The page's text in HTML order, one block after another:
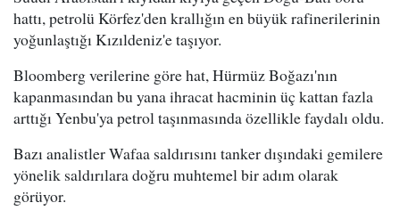
hattı, petrolü Körfez'den krallığın en büyük rafinerilerinin
yoğunlaştığı Kızıldeniz'e taşıyor.
Bloomberg verilerine göre hat, Hürmüz Boğazı'nın
kapanmasından bu yana ihracat hacminin üç kattan fazla
arttığı Yenbu'ya petrol taşınmasında özellikle faydalı oldu.
Bazı analistler Wafaa saldırısını tanker dışındaki gemilere
yönelik saldırılara doğru muhtemel bir adım olarak
görüyor.